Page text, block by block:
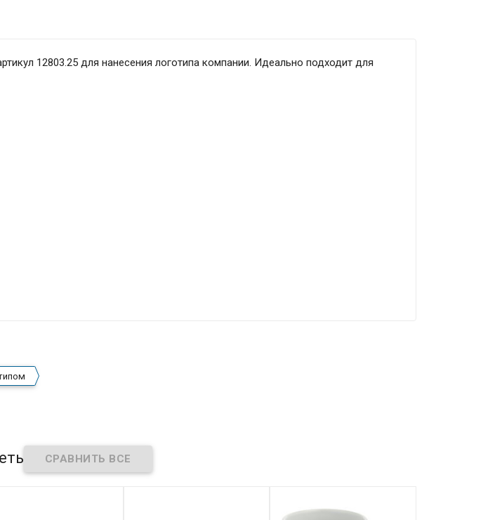
12803.25 для нанесения логотипа компании. Идеально подходит для